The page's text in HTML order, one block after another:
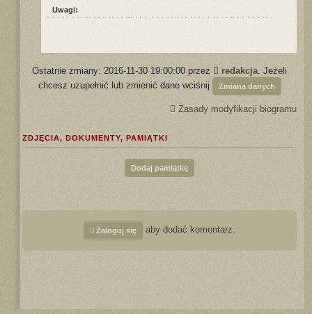
Uwagi:
Ostatnie zmiany: 2016-11-30 19:00:00 przez redakcja. Jeżeli
chcesz uzupełnić lub zmienić dane wciśnij
Zmiana danych
Zasady modyfikacji biogramu
ZDJĘCIA, DOKUMENTY, PAMIĄTKI
Dodaj pamiątkę
Zaloguj się aby dodać komentarz.